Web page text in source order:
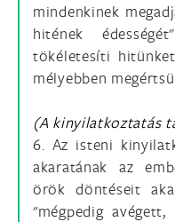
mindenkinek
hitének
tökéletesíti
mélyebben
(A kinyilatkoztatás
6. Az isteni
akaratának az
örök döntéseit
"mégpedig